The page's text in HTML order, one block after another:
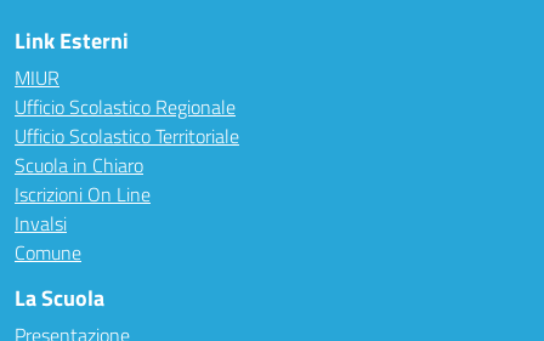
Link Esterni
MIUR
Ufficio Scolastico Regionale
Ufficio Scolastico Territoriale
Scuola in Chiaro
Iscrizioni On Line
Invalsi
Comune
La Scuola
Presentazione